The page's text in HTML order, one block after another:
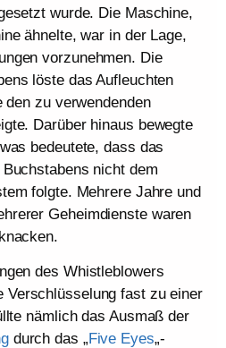
wurde. Die Maschine,
ähnelte, war in der Lage,
vorzunehmen. Die
löste das Aufleuchten
zu verwendenden
Darüber hinaus bewegte
bedeutete, dass das
nicht dem
folgte. Mehrere Jahre und
Geheimdienste waren
des Whistleblowers
Verschlüsselung fast zu einer
nämlich das Ausmaß der
durch das „Five Eyes„-